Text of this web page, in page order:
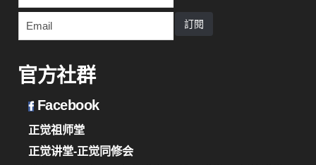
官方社群
Facebook
正觉祖师堂
正觉讲堂-正觉同修会